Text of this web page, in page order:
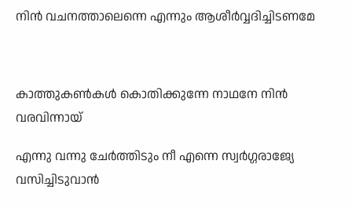
നിൻ വചനത്താലെന്നെ എന്നും ആശീർവ്വദിച്ചിടണമേ
കാത്തുകൺകൾ കൊതിക്കുന്നേ നാഥനേ നിൻ
വരവിന്നായ്
എന്നു വന്നു ചേർത്തിടും നീ എന്നെ സ്വർഗ്ഗരാജ്യേ
വസിച്ചിടുവാൻ